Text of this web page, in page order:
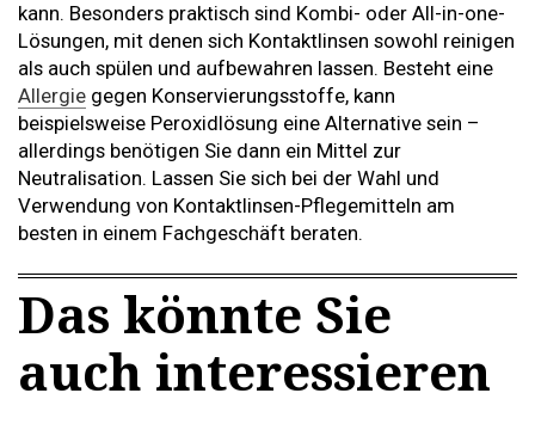
kann. Besonders praktisch sind Kombi- oder All-in-one-
Lösungen, mit denen sich Kontaktlinsen sowohl reinigen
als auch spülen und aufbewahren lassen. Besteht eine
Allergie gegen Konservierungsstoffe, kann
beispielsweise Peroxidlösung eine Alternative sein –
allerdings benötigen Sie dann ein Mittel zur
Neutralisation. Lassen Sie sich bei der Wahl und
Verwendung von Kontaktlinsen-Pflegemitteln am
besten in einem Fachgeschäft beraten.
Das könnte Sie
auch interessieren